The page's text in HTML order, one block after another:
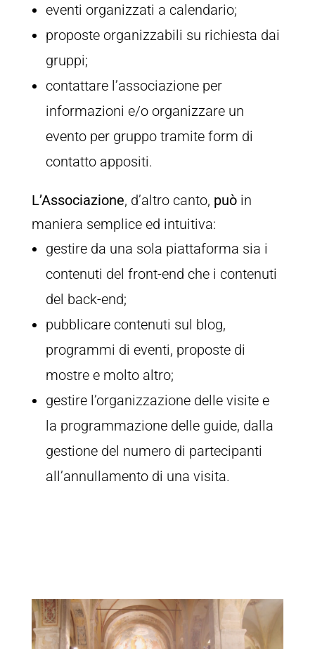
eventi organizzati a calendario;
proposte organizzabili su richiesta dai
gruppi;
contattare l’associazione per
informazioni e/o organizzare un
evento per gruppo tramite form di
contatto appositi.
L’Associazione, d’altro canto, puòin
maniera semplice ed intuitiva:
gestire da una sola piattaforma sia i
contenuti del front-end che i contenuti
del back-end;
pubblicare contenuti sul blog,
programmi di eventi, proposte di
mostre e molto altro;
gestire l’organizzazione delle visite e
la programmazione delle guide, dalla
gestione del numero di partecipanti
all’annullamento di una visita.